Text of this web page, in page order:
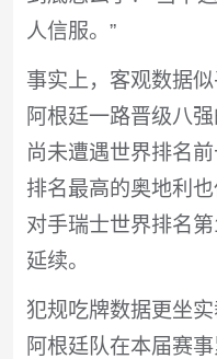
人信服。”
事实上，客观数据
阿根廷一路晋级八
尚未遭遇世界排名
排名最高的奥地利
对手瑞士世界排名
延续。
犯规吃牌数据更坐
阿根廷队在本届赛